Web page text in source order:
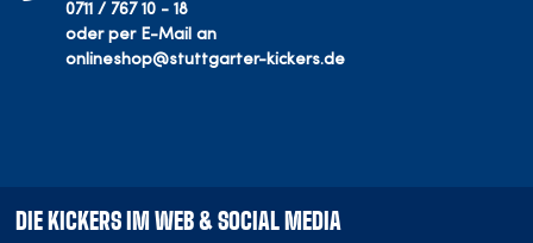
0711 / 767 10 - 18
oder per E-Mail an
onlineshop@stuttgarter-kickers.de
DIE KICKERS IM WEB & SOCIAL MEDIA